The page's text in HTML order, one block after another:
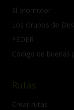
El promotor
Los Grupos de
FEDER
Código de buenas
Rutas
Crear rutas